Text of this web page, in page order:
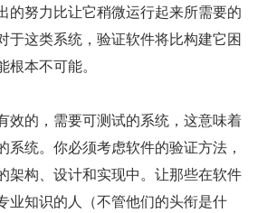
的努力比让它稍微运行起来所需要的
于这类系统，验证软件将比构建它困
本不可能。
效的，需要可测试的系统，这意味着
系统。你必须考虑软件的验证方法，
架构、设计和实现中。让那些在软件
业知识的人（不管他们的头衔是什